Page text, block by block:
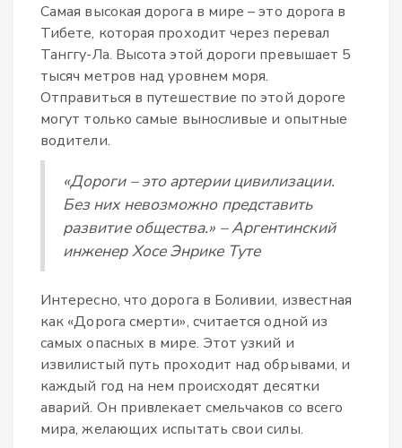
Самая высокая дорога в мире – это дорога в
Тибете, которая проходит через перевал
Танггу-Ла. Высота этой дороги превышает 5
тысяч метров над уровнем моря.
Отправиться в путешествие по этой дороге
могут только самые выносливые и опытные
водители.
«Дороги – это артерии цивилизации.
Без них невозможно представить
развитие общества.» – Аргентинский
инженер Хосе Энрике Туте
Интересно, что дорога в Боливии, известная
как «Дорога смерти», считается одной из
самых опасных в мире. Этот узкий и
извилистый путь проходит над обрывами, и
каждый год на нем происходят десятки
аварий. Он привлекает смельчаков со всего
мира, желающих испытать свои силы.